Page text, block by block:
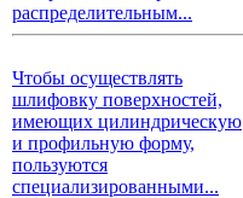
распределительным...
Чтобы осуществлять
шлифовку поверхностей,
имеющих цилиндрическую
и профильную форму,
пользуются
специализированными...